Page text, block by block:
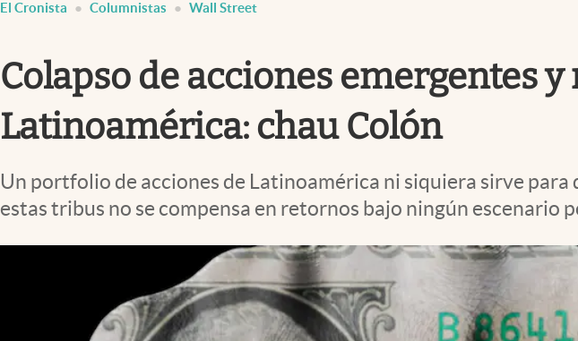
Infotechnology
Clima
Mundial 2026
El Cronista Studio
Mediakit
abre en nueva pestaña
El Cronista Columnistas Wall Street
Colapso de acciones emergentes
Latinoamérica: chau Colón
Un portfolio de acciones de Latinoamérica ni siquiera sirve
estas tribus no se compensa en retornos bajo ningún escenario